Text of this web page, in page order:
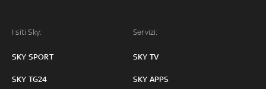
I siti Sky:
SKY SPORT
SKY TG24
Servizi:
SKY TV
SKY APPS